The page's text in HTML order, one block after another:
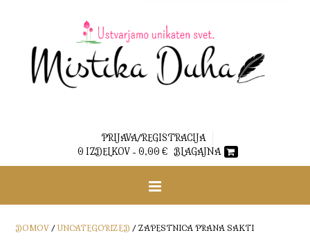
PRIJAVA/REGISTRACIJA
0 IZDELKOV - 0,00 € BLAGAJNA
DOMOV / UNCATEGORIZED / ZAPESTNICA PRANA SAKTI